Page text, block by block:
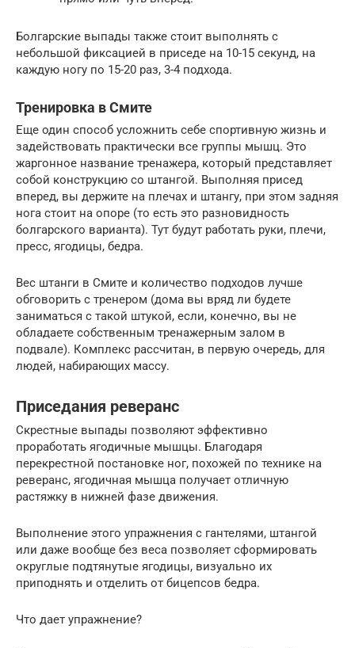
Болгарские выпады также стоит выполнять с
небольшой фиксацией в приседе на 10-15 секунд, на
каждую ногу по 15-20 раз, 3-4 подхода.
Тренировка в Смите
Еще один способ усложнить себе спортивную жизнь и
задействовать практически все группы мышц. Это
жаргонное название тренажера, который представляет
собой конструкцию со штангой. Выполняя присед
вперед, вы держите на плечах и штангу, при этом задняя
нога стоит на опоре (то есть это разновидность
болгарского варианта). Тут будут работать руки, плечи,
пресс, ягодицы, бедра.
Вес штанги в Смите и количество подходов лучше
обговорить с тренером (дома вы вряд ли будете
заниматься с такой штукой, если, конечно, вы не
обладаете собственным тренажерным залом в
подвале). Комплекс рассчитан, в первую очередь, для
людей, набирающих массу.
Приседания реверанс
Скрестные выпады позволяют эффективно
проработать ягодичные мышцы. Благодаря
перекрестной постановке ног, похожей по технике на
реверанс, ягодичная мышца получает отличную
растяжку в нижней фазе движения.
Выполнение этого упражнения с гантелями, штангой
или даже вообще без веса позволяет сформировать
округлые подтянутые ягодицы, визуально их
приподнять и отделить от бицепсов бедра.
Что дает упражнение?